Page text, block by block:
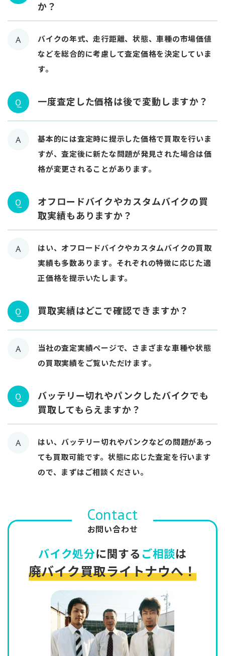
か？
A
バイクの年式、走行距離、状態、車種の市場価値
などを総合的に考慮して査定価格を決定していま
す。
Q 一度査定した価格は後で変動しますか？
A
基本的には査定時に提示した価格で買取を行いま
すが、査定後に新たな問題が発見された場合は価
格が変更されることがあります。
Q
オフロードバイクやカスタムバイクの買
取実績もありますか？
A
はい、オフロードバイクやカスタムバイクの買取
実績も多数あります。それぞれの特徴に応じた適
正価格を提示いたします。
Q 買取実績はどこで確認できますか？
A
当社の査定実績ページで、さまざまな車種や状態
の買取実績をご覧いただけます。
Q
バッテリー切れやパンクしたバイクでも
買取してもらえますか？
A
はい、バッテリー切れやパンクなどの問題があっ
ても買取可能です。状態に応じた査定を行います
ので、まずはご相談ください。
Contact
お問い合わせ
バイク処分に関する ご相談は
廃バイク買取ライトナウへ！